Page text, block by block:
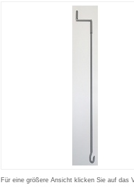
Für eine größere Ansicht klicken Sie auf das